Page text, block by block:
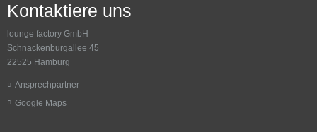
Kontaktiere uns
lounge factory GmbH
Schnackenburgallee 45
22525 Hamburg
Ansprechpartner
Google Maps